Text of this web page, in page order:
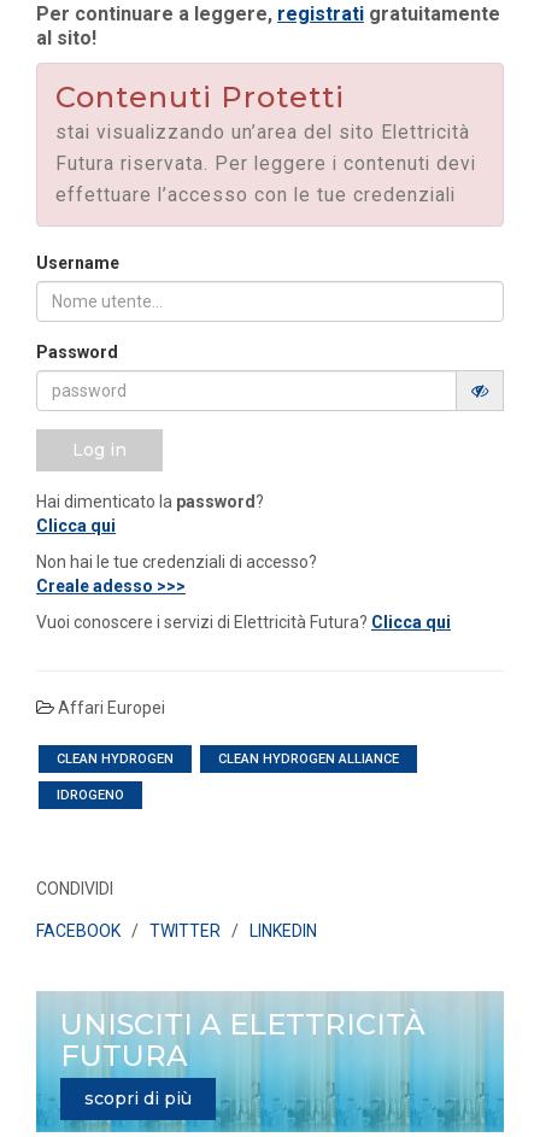
Per continuare a leggere, registrati gratuitamente
al sito!
Contenuti Protetti
stai visualizzando un’area del sito Elettricità
Futura riservata. Per leggere i contenuti devi
effettuare l’accesso con le tue credenziali
Username
Password
Log in
Hai dimenticato la password?
Clicca qui
Non hai le tue credenziali di accesso?
Creale adesso >>>
Vuoi conoscere i servizi di Elettricità Futura? Clicca qui
Affari Europei
CLEAN HYDROGEN CLEAN HYDROGEN ALLIANCE
IDROGENO
CONDIVIDI
FACEBOOK / TWITTER / LINKEDIN
UNISCITI A ELETTRICITÀ
FUTURA
scopri di più